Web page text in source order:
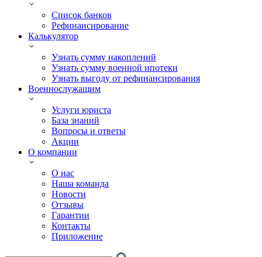
Список банков
Рефинансирование
Калькулятор
Узнать сумму накоплений
Узнать сумму военной ипотеки
Узнать выгоду от рефинансирования
Военнослужащим
Услуги юриста
База знаний
Вопросы и ответы
Акции
О компании
О нас
Наша команда
Новости
Отзывы
Гарантии
Контакты
Приложение